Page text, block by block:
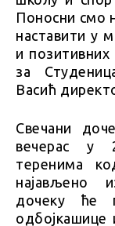
Поносни смо
наставити у
и позитивних
за
Васић
Свечани
вечерас у
теренима
најављено
дочеку ће
одбојкашице